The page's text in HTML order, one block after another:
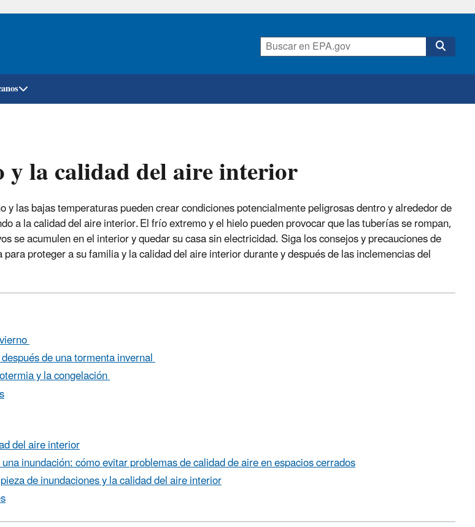
Pasar
la calidad del aire interior
y las bajas temperaturas pueden crear condiciones potencialmente peligrosas dentro y alrededor de
a la calidad del aire interior. El frío extremo y el hielo pueden provocar que las tuberías se rompan,
se acumulen en el interior y quedar su casa sin electricidad. Siga los consejos y precauciones de
proteger a su familia y la calidad del aire interior durante y después de las inclemencias del
de una tormenta invernal
y la congelación
del aire interior
inundación: cómo evitar problemas de calidad de aire en espacios cerrados
de inundaciones y la calidad del aire interior